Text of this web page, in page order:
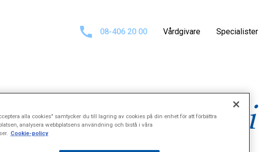
08-406 20 00 Vårdgivare Specialister
förPsykiatri
alla cookies" samtycker du till lagring av cookies på din enhet för att förbättra
analysera webbplatsens användning och bistå i våra
Cookie-policy